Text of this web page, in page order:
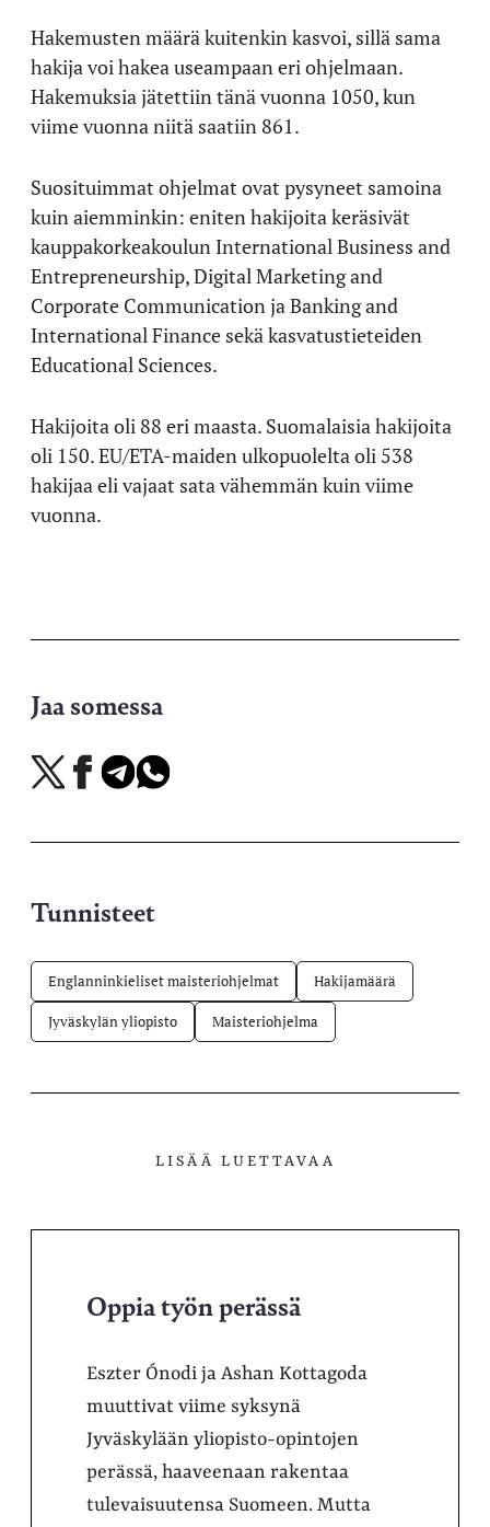
Hakemusten määrä kuitenkin kasvoi, sillä sama
hakija voi hakea useampaan eri ohjelmaan.
Hakemuksia jätettiin tänä vuonna 1050, kun
viime vuonna niitä saatiin 861.
Suosituimmat ohjelmat ovat pysyneet samoina
kuin aiemminkin: eniten hakijoita keräsivät
kauppakorkeakoulun International Business and
Entrepreneurship, Digital Marketing and
Corporate Communication ja Banking and
International Finance sekä kasvatustieteiden
Educational Sciences.
Hakijoita oli 88 eri maasta. Suomalaisia hakijoita
oli 150. EU/ETA-maiden ulkopuolelta oli 538
hakijaa eli vajaat sata vähemmän kuin viime
vuonna.
Jaa somessa
Jaa
X-
Jaa
Facebookissa
Jaa
Telegramissa
Jaa
WhatsAppissa
Tunnisteet
Englanninkieliset maisteriohjelmat Hakijamäärä
Jyväskylän yliopisto Maisteriohjelma
LISÄÄ LUETTAVAA
Oppia työn perässä
Eszter Ónodi ja Ashan Kottagoda
muuttivat viime syksynä
Jyväskylään yliopisto-opintojen
perässä, haaveenaan rakentaa
tulevaisuutensa Suomeen. Mutta